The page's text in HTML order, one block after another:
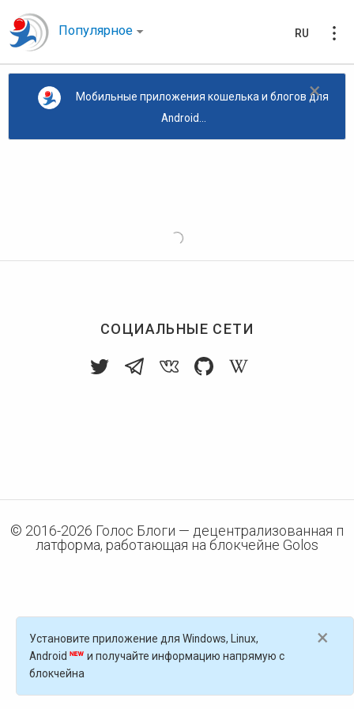
Популярное RU
×
Мобильные приложения кошелька и блогов для
Android...
СОЦИАЛЬНЫЕ СЕТИ
© 2016-2026 Голос Блоги — децентрализованная п
латформа, работающая на блокчейне Golos
×
Установите приложение для Windows, Linux,
Android
и получайте информацию напрямую с
блокчейна